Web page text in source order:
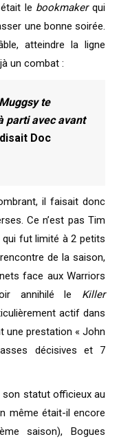
le bookmakerqui
une bonne soirée.
atteindre la ligne
un combat :
te
parti avec avant
Doc
il faisait donc
Ce n’est pas Tim
qui fut limité à 2 petits
de la saison,
face aux Warriors
annihilé le Killer
actif dans
une prestation « John
décisives et 7
son statut officieux au
même était-il encore
saison), Bogues